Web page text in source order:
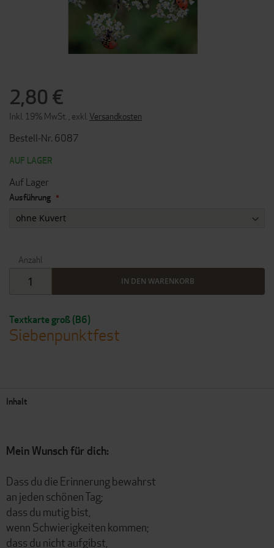
Textkarte groß (B6)
Siebenpunktfest
2,80 €
Inkl. 19% MwSt. exkl. Versandkosten
Bestell-Nr. 6087
AUF LAGER
Auf Lager
Ausführung
Anzahl
IN DEN WARENKORB
SPRINGEN
Inhalt
Mein Wunsch für dich:
Dass du die Erinnerung bewahrst
an jeden schönen Tag;
dass du mutig bist,
wenn Schwierigkeiten kommen;
dass du nicht aufgibst,